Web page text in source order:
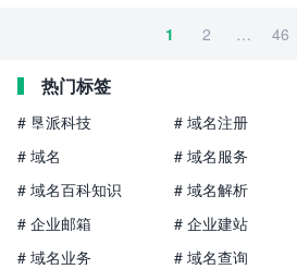
1 2 … 46
热门标签
# 垦派科技 # 域名注册
# 域名
# 域名服务
# 域名百科知识
# 域名解析
# 企业邮箱
# 企业建站
# 域名业务
# 域名查询